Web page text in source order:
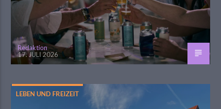
Redaktion
17. JULI 2026
LEBEN UND FREIZEIT